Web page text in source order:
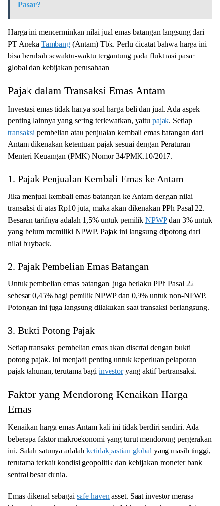
Pasar?
Harga ini mencerminkan nilai jual emas batangan langsung dari
PT Aneka Tambang (Antam) Tbk. Perlu dicatat bahwa harga ini
bisa berubah sewaktu-waktu tergantung pada fluktuasi pasar
global dan kebijakan perusahaan.
Pajak dalam Transaksi Emas Antam
Investasi emas tidak hanya soal harga beli dan jual. Ada aspek
penting lainnya yang sering terlewatkan, yaitu pajak. Setiap
transaksi pembelian atau penjualan kembali emas batangan dari
Antam dikenakan ketentuan pajak sesuai dengan Peraturan
Menteri Keuangan (PMK) Nomor 34/PMK.10/2017.
1. Pajak Penjualan Kembali Emas ke Antam
Jika menjual kembali emas batangan ke Antam dengan nilai
transaksi di atas Rp10 juta, maka akan dikenakan PPh Pasal 22.
Besaran tarifnya adalah 1,5% untuk pemilik NPWPdan 3% untuk
yang belum memiliki NPWP. Pajak ini langsung dipotong dari
nilai buyback.
2. Pajak Pembelian Emas Batangan
Untuk pembelian emas batangan, juga berlaku PPh Pasal 22
sebesar 0,45% bagi pemilik NPWP dan 0,9% untuk non-NPWP.
Potongan ini juga langsung dilakukan saat transaksi berlangsung.
3. Bukti Potong Pajak
Setiap transaksi pembelian emas akan disertai dengan bukti
potong pajak. Ini menjadi penting untuk keperluan pelaporan
pajak tahunan, terutama bagi investoryang aktif bertransaksi.
Faktor yang Mendorong Kenaikan Harga
Emas
Kenaikan harga emas Antam kali ini tidak berdiri sendiri. Ada
beberapa faktor makroekonomi yang turut mendorong pergerakan
ini. Salah satunya adalah ketidakpastian global yang masih tinggi,
terutama terkait kondisi geopolitik dan kebijakan moneter bank
sentral besar dunia.
Emas dikenal sebagai safe haven asset. Saat investor merasa